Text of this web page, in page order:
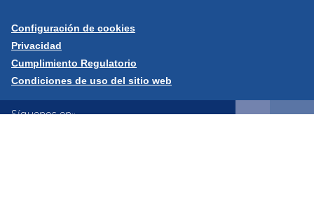
Configuración de cookies
Privacidad
Cumplimiento Regulatorio
Condiciones de uso del sitio web
Síguenos en::